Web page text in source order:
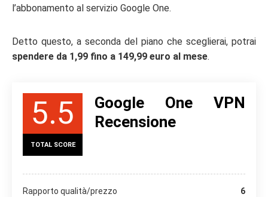
l’abbonamento al servizio Google One.
Detto questo, a seconda del piano che sceglierai, potrai
spendere da 1,99 fino a 149,99 euro al mese.
5.5
TOTAL SCORE
Google One VPN
Recensione
Rapporto qualità/prezzo 6